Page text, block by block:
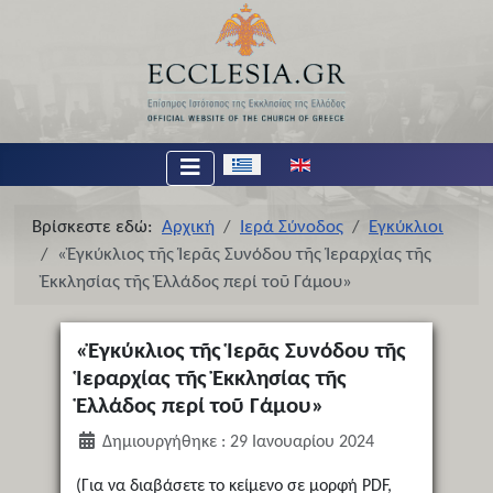
Επιλέξτε τη γλώσσα σας
Βρίσκεστε εδώ: Αρχική Ιερά Σύνοδος
Εγκύκλιοι
«Ἐγκύκλιος τῆς Ἱερᾶς Συνόδου τῆς Ἱεραρχίας τῆς
Ἐκκλησίας τῆς Ἑλλάδος περί τοῦ Γάμου»
«Ἐγκύκλιος τῆς Ἱερᾶς Συνόδου τῆς
Ἱεραρχίας τῆς Ἐκκλησίας τῆς
Ἑλλάδος περί τοῦ Γάμου»
Δημιουργήθηκε : 29 Ιανουαρίου 2024
(Για να διαβάσετε το κείμενο σε μορφή PDF,